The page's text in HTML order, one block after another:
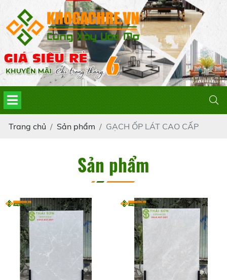
Trang chủ Sản phẩm GẠCH ỐP LÁT CAO CẤP
Sản phẩm